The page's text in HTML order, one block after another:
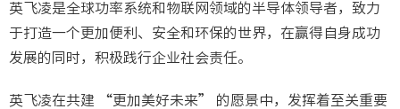
英飞凌是全球功率系统和物联网领域的半导体领导者，致力
于打造一个更加便利、安全和环保的世界，在赢得自身成功
发展的同时，积极践行企业社会责任。
英飞凌在共建 “更加美好未来” 的愿景中，发挥着至关重要